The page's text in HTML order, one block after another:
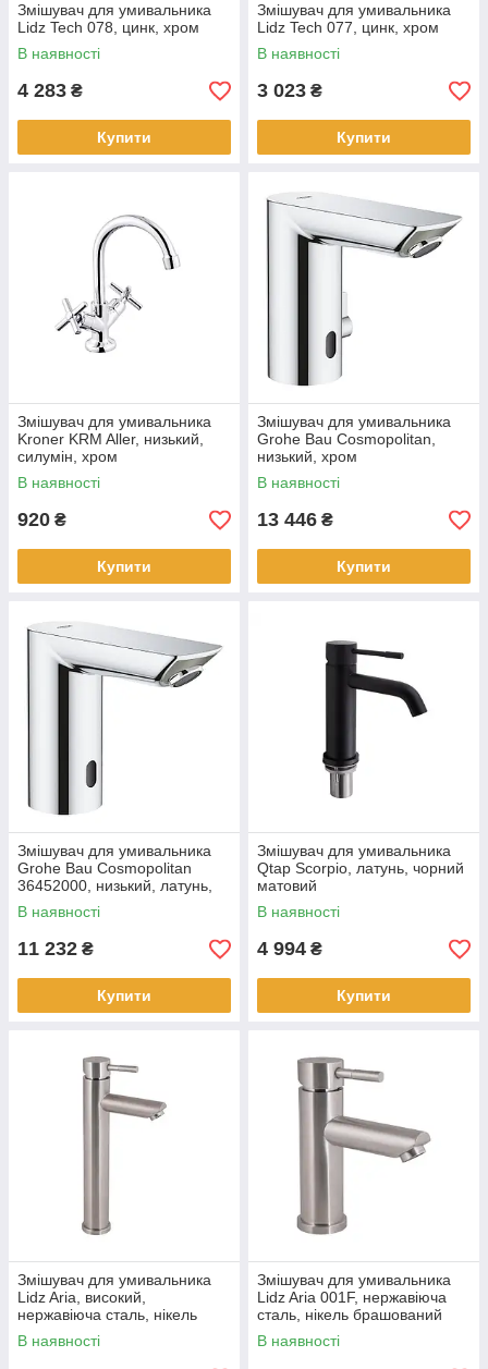
Змішувач для умивальника
Lidz Tech 078, цинк, хром
В наявності
4 283 ₴
Купити
Змішувач для умивальника
Lidz Tech 077, цинк, хром
В наявності
3 023 ₴
Купити
Змішувач для умивальника
Kroner KRM Aller, низький,
силумін, хром
В наявності
920 ₴
Купити
Змішувач для умивальника
Grohe Bau Cosmopolitan,
низький, хром
В наявності
13 446 ₴
Купити
Змішувач для умивальника
Grohe Bau Cosmopolitan
36452000, низький, латунь,
хром
В наявності
11 232 ₴
Купити
Змішувач для умивальника
Qtap Scorpio, латунь, чорний
матовий
В наявності
4 994 ₴
Купити
Змішувач для умивальника
Lidz Aria, високий,
нержавіюча сталь, нікель
брашований
В наявності
Змішувач для умивальника
Lidz Aria 001F, нержавіюча
сталь, нікель брашований
В наявності